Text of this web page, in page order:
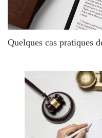
Quelques cas pratiques